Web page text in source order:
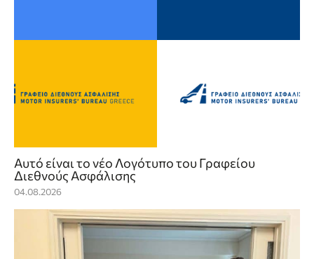
Αυτό είναι το νέο Λογότυπο του Γραφείου
Διεθνούς Ασφάλισης
04.08.2026